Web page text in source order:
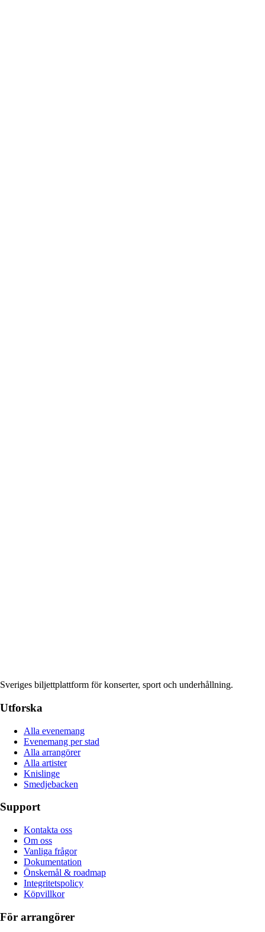
Sveriges biljettplattform för konserter, sport och underhållning.
Utforska
Alla evenemang
Evenemang per stad
Alla arrangörer
Alla artister
Knislinge
Smedjebacken
Support
Kontakta oss
Om oss
Vanliga frågor
Dokumentation
Önskemål & roadmap
Integritetspolicy
Köpvillkor
För arrangörer